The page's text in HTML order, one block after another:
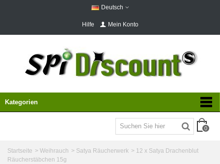
Deutsch
Hilfe Mein Konto
Kategorien
0
Startseite > Weihrauch > Satya Räucherwerk > 12 x Satya Drachenblut
Räucherstäbchen 15g